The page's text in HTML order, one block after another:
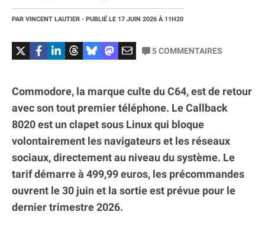
PAR VINCENT LAUTIER - PUBLIÉ LE 17 JUIN 2026 À 11H20
5COMMENTAIRES
Commodore, la marque culte du C64, est de retour
avec son tout premier téléphone. Le Callback
8020 est un clapet sous Linux qui bloque
volontairement les navigateurs et les réseaux
sociaux, directement au niveau du système. Le
tarif démarre à 499,99 euros, les précommandes
ouvrent le 30 juin et la sortie est prévue pour le
dernier trimestre 2026.